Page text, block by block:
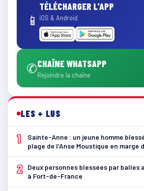
📱
TÉLÉCHARGER L'APP
iOS & Android
✆CHAÎNE WHATSAPP
Rejoindre la chaîne
LES + LUS
1
Sainte-Anne : un jeune homme
plage de l’Anse Moustique en marge
2
Deux personnes blessées par balles
à Fort-de-France